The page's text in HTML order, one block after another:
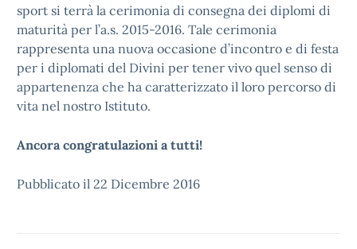
sport si terrà la cerimonia di consegna dei diplomi di
maturità per l’a.s. 2015-2016. Tale cerimonia
rappresenta una nuova occasione d’incontro e di festa
per i diplomati del Divini per tener vivo quel senso di
appartenenza che ha caratterizzato il loro percorso di
vita nel nostro Istituto.
Ancora congratulazioni a tutti!
Pubblicato il 22 Dicembre 2016